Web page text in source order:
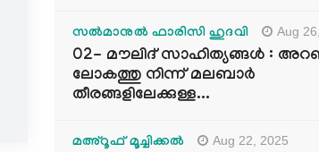
സൽമാനുൽ ഫാരിസി ഹുദവി Aug
02- മൗലിദ് സാഹിത്യങ്ങൾ :
ലോകത്തു നിന്ന് മലബാർ
തീരങ്ങളിലേക്കുള്ള...
മഅ്റൂഫ് മൂച്ചിക്കല്‍ Aug 22, 2025